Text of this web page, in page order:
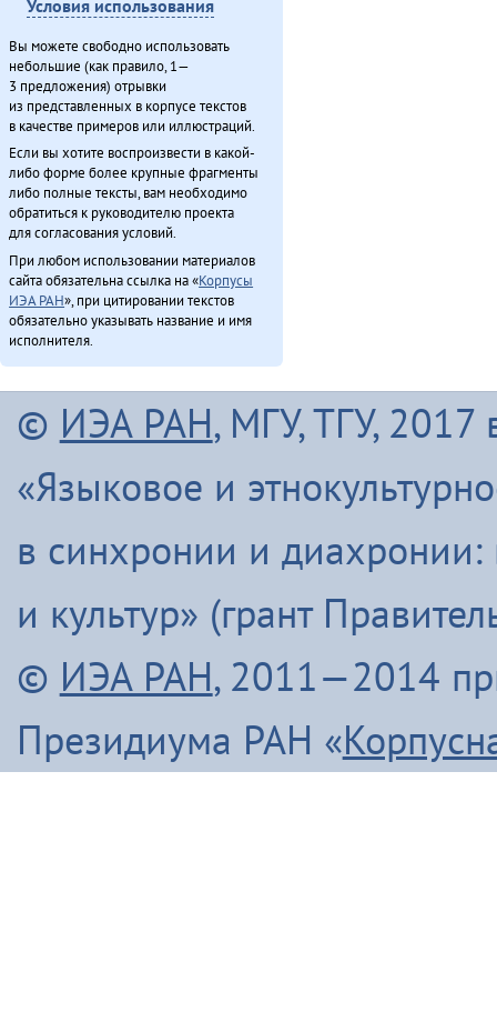
Условия использования
Вы можете свободно использовать
небольшие (как правило, 1—
3 предложения) отрывки
из представленных в корпусе текстов
в качестве примеров или иллюстраций.
Если вы хотите воспроизвести в какой-
либо форме более крупные фрагменты
либо полные тексты, вам необходимо
обратиться к руководителю проекта
для согласования условий.
При любом использовании материалов
сайта обязательна ссылка на «Корпусы
ИЭА РАН», при цитировании текстов
обязательно указывать название и имя
исполнителя.
© ИЭА РАН, МГУ, ТГУ, 2017
«Языковое и
в синхронии и диахронии:
и культур» (грант
© ИЭА РАН, 2011—2014
Президиума РАН «